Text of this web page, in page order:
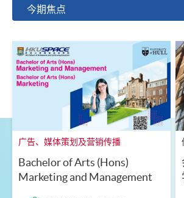
今期焦点
广告、媒体策划及营销传播
Bachelor of Arts (Hons)
Marketing and Management